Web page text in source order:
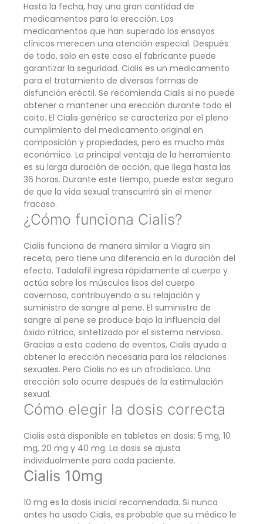
Hasta la fecha, hay una gran cantidad de
medicamentos para la erección. Los
medicamentos que han superado los ensayos
clínicos merecen una atención especial. Después
de todo, solo en este caso el fabricante puede
garantizar la seguridad. Cialis es un medicamento
para el tratamiento de diversas formas de
disfunción eréctil. Se recomienda Cialis si no puede
obtener o mantener una erección durante todo el
coito. El Cialis genérico se caracteriza por el pleno
cumplimiento del medicamento original en
composición y propiedades, pero es mucho más
económico. La principal ventaja de la herramienta
es su larga duración de acción, que llega hasta las
36 horas. Durante este tiempo, puede estar seguro
de que la vida sexual transcurrirá sin el menor
fracaso.
¿Cómo funciona Cialis?
Cialis funciona de manera similar a Viagra sin
receta, pero tiene una diferencia en la duración del
efecto. Tadalafil ingresa rápidamente al cuerpo y
actúa sobre los músculos lisos del cuerpo
cavernoso, contribuyendo a su relajación y
suministro de sangre al pene. El suministro de
sangre al pene se produce bajo la influencia del
óxido nítrico, sintetizado por el sistema nervioso.
Gracias a esta cadena de eventos, Cialis ayuda a
obtener la erección necesaria para las relaciones
sexuales. Pero Cialis no es un afrodisíaco. Una
erección solo ocurre después de la estimulación
sexual.
Cómo elegir la dosis correcta
Cialis está disponible en tabletas en dosis: 5 mg, 10
mg, 20 mg y 40 mg. La dosis se ajusta
individualmente para cada paciente.
Cialis 10mg
10 mg es la dosis inicial recomendada. Si nunca
antes ha usado Cialis, es probable que su médico le